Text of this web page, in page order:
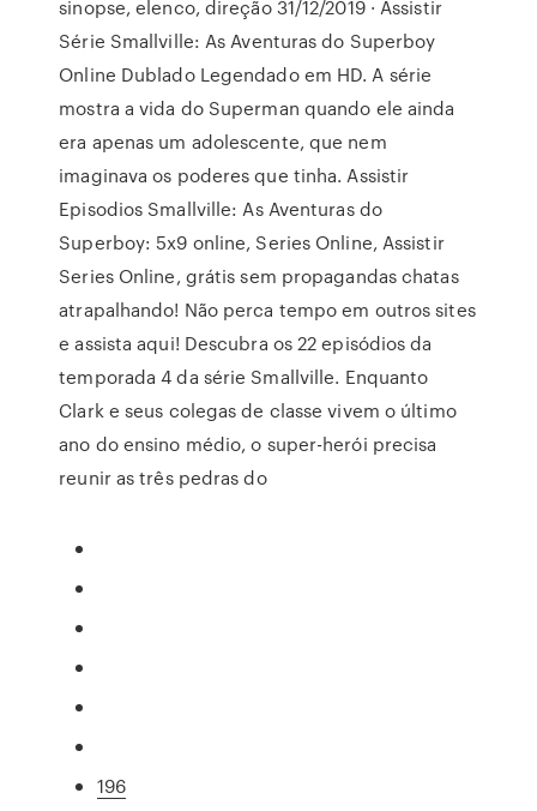
sinopse, elenco, direção 31/12/2019 · Assistir
Série Smallville: As Aventuras do Superboy
Online Dublado Legendado em HD. A série
mostra a vida do Superman quando ele ainda
era apenas um adolescente, que nem
imaginava os poderes que tinha. Assistir
Episodios Smallville: As Aventuras do
Superboy: 5x9 online, Series Online, Assistir
Series Online, grátis sem propagandas chatas
atrapalhando! Não perca tempo em outros sites
e assista aqui! Descubra os 22 episódios da
temporada 4 da série Smallville. Enquanto
Clark e seus colegas de classe vivem o último
ano do ensino médio, o super-herói precisa
reunir as três pedras do
196